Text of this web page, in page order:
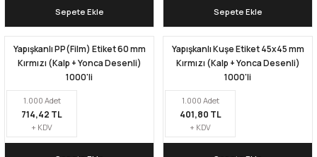
Sepete Ekle Sepete Ekle
Yapışkanlı PP(Film) Etiket 60 mm
Kırmızı (Kalp + Yonca Desenli)
1000'li
1.000 Adet
714,42 TL
+ KDV
Yapışkanlı Kuşe Etiket 45x45 mm
Kırmızı (Kalp + Yonca Desenli)
1000'li
1.000 Adet
401,80 TL
+ KDV